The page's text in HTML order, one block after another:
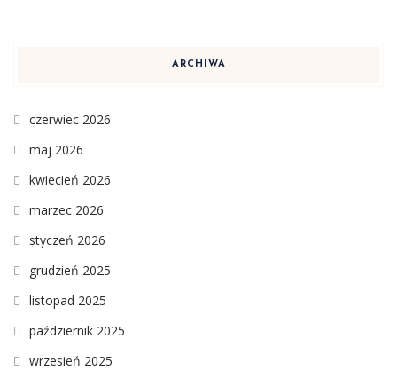
ARCHIWA
czerwiec 2026
maj 2026
kwiecień 2026
marzec 2026
styczeń 2026
grudzień 2025
listopad 2025
październik 2025
wrzesień 2025